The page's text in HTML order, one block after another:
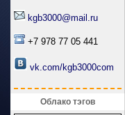
kgb3000@mail.ru
+7 978 77 05 441
vk.com/kgb3000com
Облако тэгов